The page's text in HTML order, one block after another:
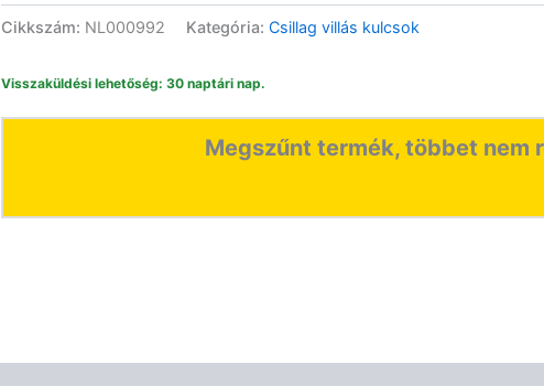
Cikkszám: NL000992 Kategória: Csillag villás kulcsok
Visszaküldési lehetőség: 30 naptári nap.
Megszűnt termék, többet nem